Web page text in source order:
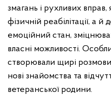
змагань і рухливих
фізичній реабілітації, а
емоційний стан,
власні можливості.
створювали щирі
нові знайомства та
ветеранської родини.